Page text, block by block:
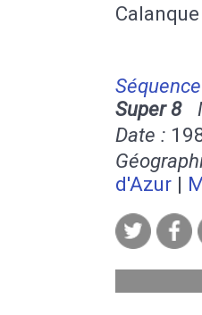
Super 8
Date :
d'Azur |